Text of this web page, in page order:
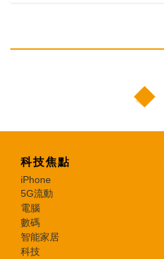
科技焦點
iPhone
5G流動
電腦
數碼
智能家居
科技